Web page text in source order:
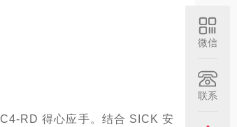
RD 得心应手。结合 SICK 安
微信
联系